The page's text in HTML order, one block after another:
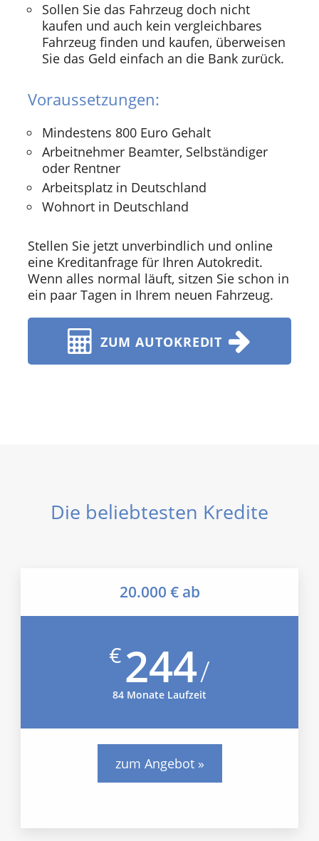
Sollen Sie das Fahrzeug doch nicht
kaufen und auch kein vergleichbares
Fahrzeug finden und kaufen, überweisen
Sie das Geld einfach an die Bank zurück.
Voraussetzungen:
Mindestens 800 Euro Gehalt
Arbeitnehmer Beamter, Selbständiger
oder Rentner
Arbeitsplatz in Deutschland
Wohnort in Deutschland
Stellen Sie jetzt unverbindlich und online
eine Kreditanfrage für Ihren Autokredit.
Wenn alles normal läuft, sitzen Sie schon in
ein paar Tagen in Ihrem neuen Fahrzeug.
ZUM AUTOKREDIT
Die beliebtesten Kredite
20.000 € ab
€244/
84 Monate Laufzeit
zum Angebot »